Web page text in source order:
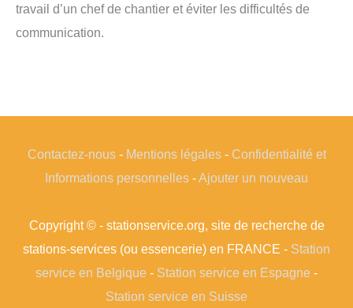
travail d’un chef de chantier et éviter les difficultés de
communication.
Contactez-nous- Mentions légales- Confidentialité et
Informations personnelles -Ajouter un nouveau
Copyright © - stationservice.org, site de recherche de
stations-services (ou essencerie) en FRANCE - Station
service en Belgique - Station service en Espagne -
Station service en Suisse